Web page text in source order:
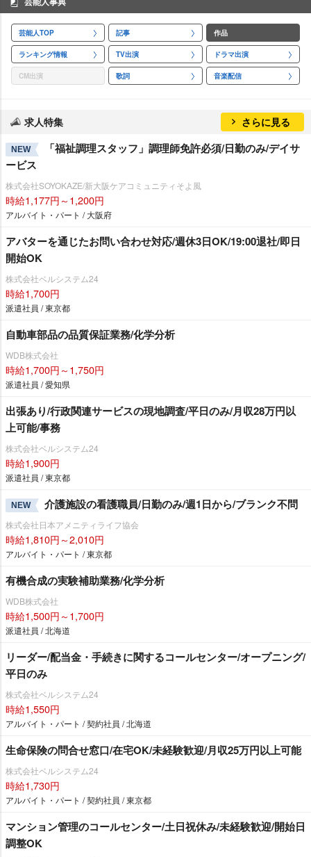
芸能人TOP 記事 作品
ランキング情報 TV出演 ドラマ出演
CM出演 歌詞 音楽配信
求人特集 さらに見る
NEW
「福祉調理スタッフ」調理師免許必須/日勤のみ/デイサ
ービス
株式会社SOYOKAZE/新大阪ケアコミュニティそよ風
時給1,177円～1,200円
アルバイト・パート / 大阪府
アバターを通じたお問い合わせ対応/週休3日OK/19:00退社/即日
開始OK
株式会社ベルシステム24
時給1,700円
派遣社員 / 東京都
自動車部品の品質保証業務/化学分析
WDB株式会社
時給1,700円～1,750円
派遣社員 / 愛知県
出張あり/行政関連サービスの現地調査/平日のみ/月収28万円以
上可能/事務
株式会社ベルシステム24
時給1,900円
派遣社員 / 東京都
NEW 介護施設の看護職員/日勤のみ/週1日から/ブランク不問
株式会社日本アメニティライフ協会
時給1,810円～2,010円
アルバイト・パート / 東京都
有機合成の実験補助業務/化学分析
WDB株式会社
時給1,500円～1,700円
派遣社員 / 北海道
リーダー/配当金・手続きに関するコールセンター/オープニング/
平日のみ
株式会社ベルシステム24
時給1,550円
アルバイト・パート / 契約社員 / 北海道
生命保険の問合せ窓口/在宅OK/未経験歓迎/月収25万円以上可能
株式会社ベルシステム24
時給1,730円
アルバイト・パート / 契約社員 / 東京都
マンション管理のコールセンター/土日祝休み/未経験歓迎/開始日
調整OK